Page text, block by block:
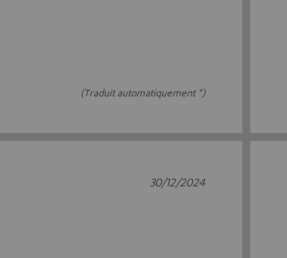
(Traduit automatiquement *)
30/12/2024